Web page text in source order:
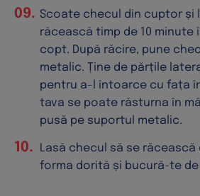
Scoate checul din cuptor și
răcească timp de 10 minute
copt. După răcire, pune
metalic. Ține de părțile
pentru a-l întoarce cu fața
tava se poate răsturna în
pusă pe suportul metalic.
Lasă checul să se
forma dorită și bucură-te